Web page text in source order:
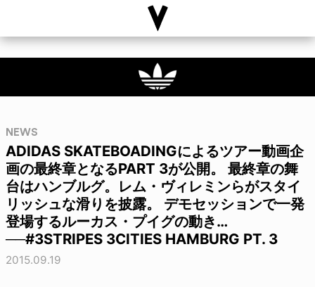
NEWS
ADIDAS SKATEBOADINGによるツアー動画企
画の最終章となるPART 3が公開。 最終章の舞
台はハンブルグ。レム・ヴィレミンらがスタイ
リッシュな滑りを披露。 デモセッションで一発
登場するルーカス・プイグの動き…
──#3STRIPES 3CITIES HAMBURG PT. 3
2015.09.19